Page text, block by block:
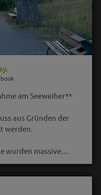
am Seeweiher**
aus Gründen der
werden.
wurden massive…